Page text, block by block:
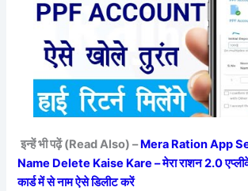
इन्हें भी पढ़ें (Read Also) –Mera Ration App
Name Delete Kaise Kare – मेरा राशन 2.0
कार्ड में से नाम ऐसे डिलीट करें